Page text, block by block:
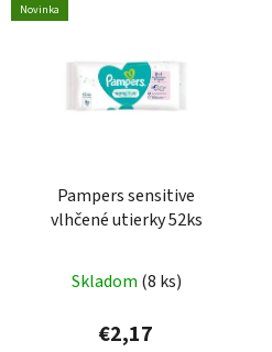
Novinka
Pampers sensitive
vlhčené utierky 52ks
Skladom (8 ks)
€2,17